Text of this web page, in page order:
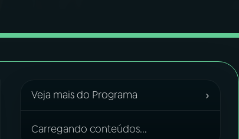
Veja mais do Programa ›
Carregando conteúdos...